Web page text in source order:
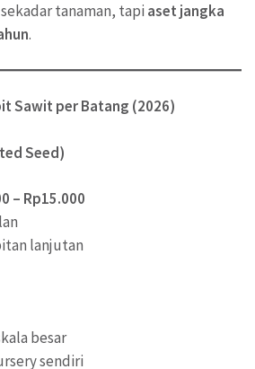
tanaman, tapi aset jangka
.
Sawit per Batang (2026)
Seed)
– Rp15.000
lanjutan
besar
sendiri